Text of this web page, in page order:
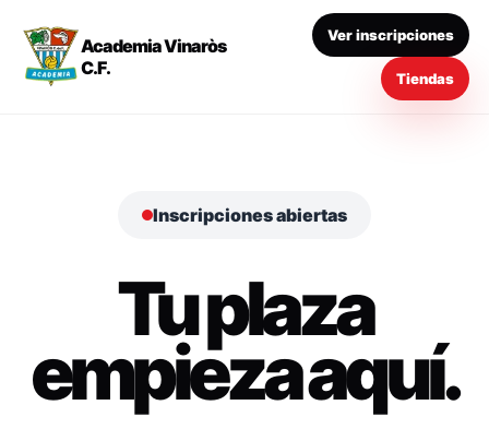
Academia Vinaròs
C.F.
Ver inscripciones
Tiendas
Inscripciones abiertas
Tu plaza
empieza aquí.